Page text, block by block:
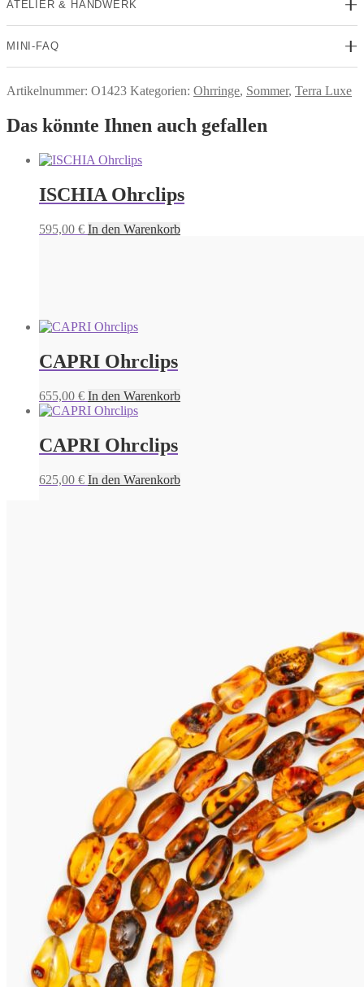
ATELIER & HANDWERK
MINI-FAQ
Artikelnummer: O1423 Kategorien: Ohrringe, Sommer, Terra Luxe
Das könnte Ihnen auch gefallen
ISCHIA Ohrclips
595,00 € In den Warenkorb
CAPRI Ohrclips
655,00 € In den Warenkorb
CAPRI Ohrclips
625,00 € In den Warenkorb